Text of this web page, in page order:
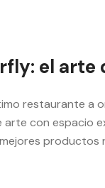
el arte
restaurante a
arte con espacio
productos